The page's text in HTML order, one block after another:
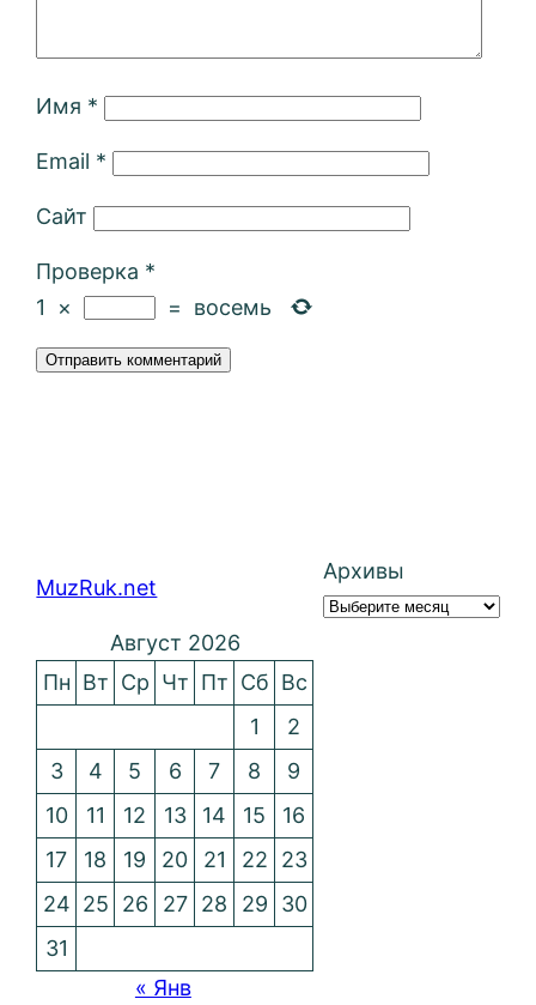
Имя *
Email *
Сайт
Проверка *
1
× = восемь
MuzRuk.net
Архивы
Август 2026
Пн Вт Ср Чт Пт Сб Вс
1
2
3
4 5 6 7 8
9
10
11 12 13 14 15
16
17
18 19 20 21 22
23
24 25 26 27 28 29
30
31
« Янв